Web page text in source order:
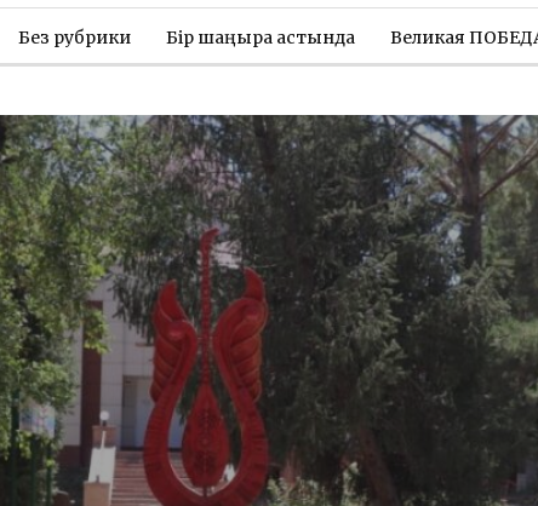
Без рубрики Бір шаңырақ астында Великая